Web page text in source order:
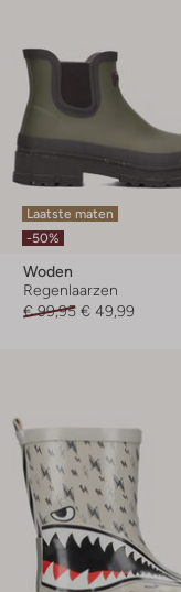
Laatste maten
-50%
Woden
Regenlaarzen
€ 99,95 € 49,99